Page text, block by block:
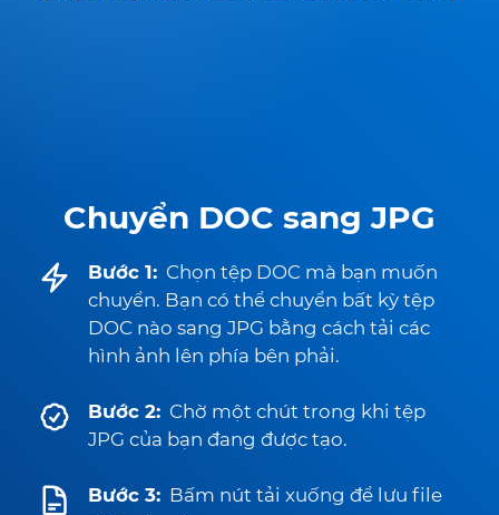
Chuyển DOC sang JPG
Bước 1: Chọn tệp DOC mà bạn muốn
chuyển. Bạn có thể chuyển bất kỳ tệp
DOC nào sang JPG bằng cách tải các
hình ảnh lên phía bên phải.
Bước 2: Chờ một chút trong khi tệp
JPG của bạn đang được tạo.
Bước 3: Bấm nút tải xuống để lưu file